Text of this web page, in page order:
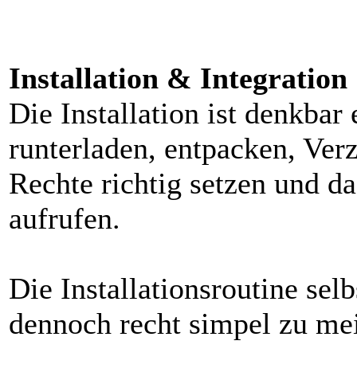
Installation & Integration
Die Installation ist denkbar
runterladen, entpacken,
Rechte richtig setzen und
aufrufen.
Die Installationsroutine
dennoch recht simpel zu